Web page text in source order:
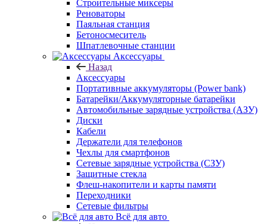
Строительные миксеры
Реноваторы
Паяльная станция
Бетоносмеситель
Шпатлевочные станции
Аксессуары
Назад
Аксессуары
Портативные аккумуляторы (Power bank)
Батарейки/Аккумуляторные батарейки
Автомобильные зарядные устройства (АЗУ)
Диски
Кабели
Держатели для телефонов
Чехлы для смартфонов
Сетевые зарядные устройства (СЗУ)
Защитные стекла
Флеш-накопители и карты памяти
Переходники
Сетевые фильтры
Всё для авто